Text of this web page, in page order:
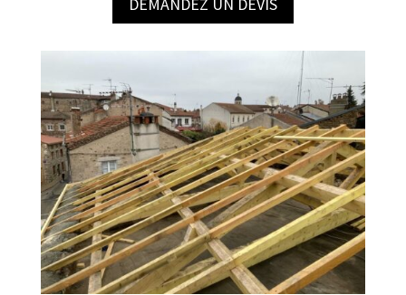
DEMANDEZ UN DEVIS